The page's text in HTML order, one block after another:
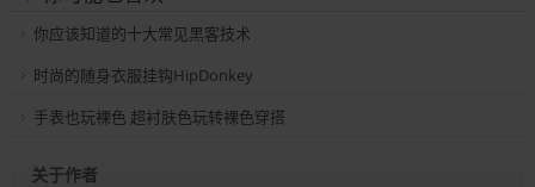
你应该知道的十大常见黑客技术
时尚的随身衣服挂钩HipDonkey
手表也玩裸色 超衬肤色玩转裸色穿搭
关于作者